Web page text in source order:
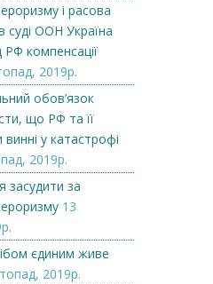
і расова
суді ООН Україна
РФ компенсації
2019р.
обов’язок
що РФ та її
у катастрофі
2019р.
засудити за
13
єдиним живе
2019р.